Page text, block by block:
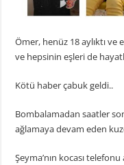
Ömer, henüz 18 aylıktı ve
ve hepsinin eşleri de
Kötü haber çabuk geldi..
Bombalamadan saatler
ağlamaya devam eden
Şeyma’nın kocası